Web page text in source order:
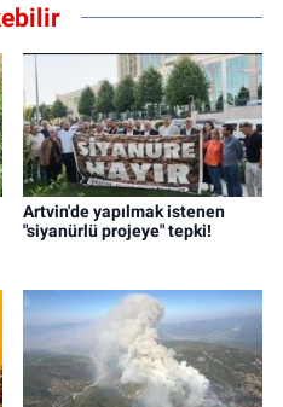
Artvin'de yapılmak istenen
"siyanürlü projeye" tepki!